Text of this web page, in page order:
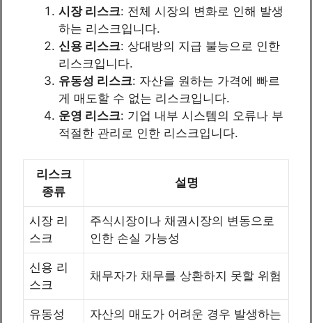
시장 리스크: 전체 시장의 변화로 인해 발생
하는 리스크입니다.
신용 리스크: 상대방의 지급 불능으로 인한
리스크입니다.
유동성 리스크: 자산을 원하는 가격에 빠르
게 매도할 수 없는 리스크입니다.
운영 리스크: 기업 내부 시스템의 오류나 부
적절한 관리로 인한 리스크입니다.
리스크
종류
설명
시장 리
스크
주식시장이나 채권시장의 변동으로
인한 손실 가능성
신용 리
스크
채무자가 채무를 상환하지 못할 위험
유동성 자산의 매도가 어려운 경우 발생하는